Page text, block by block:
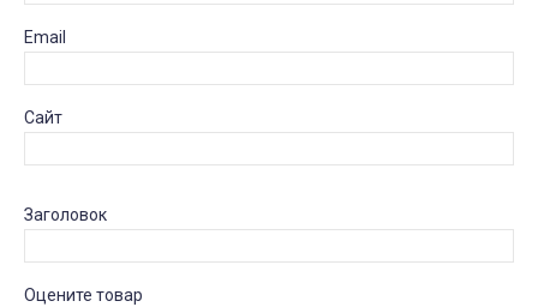
Email
Сайт
Заголовок
Оцените товар